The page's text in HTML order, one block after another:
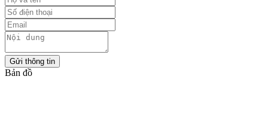
Gửi thông tin
Bản đồ